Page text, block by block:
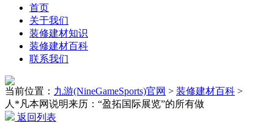
首页
关于我们
装修建材知识
装修建材百科
联系我们
当前位置： 九游(NineGameSports)官网 > 装修建材百科 >
人*凡本网说明来历：“盈拓国际展览”的所有做
返回列表